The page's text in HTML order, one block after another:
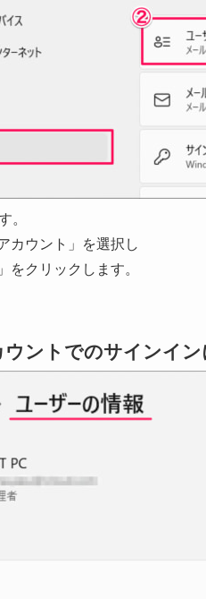
。
カウント」を選択し
クリックします。
ントでのサインイ